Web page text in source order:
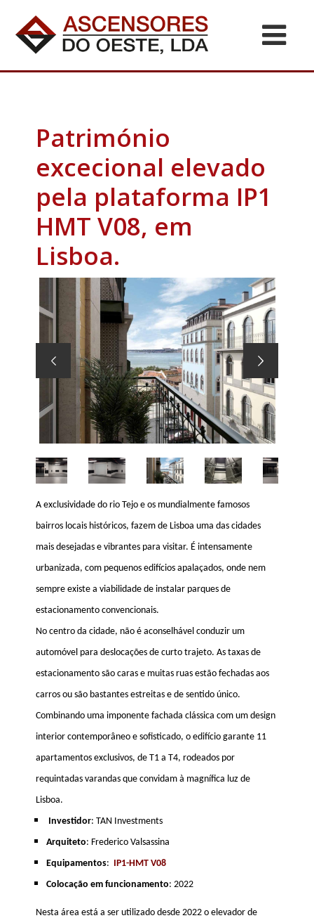
Património
excecional elevado
pela plataforma IP1
HMT V08, em
Lisboa.
A exclusividade do rio Tejo e os mundialmente famosos
bairros locais históricos, fazem de Lisboa uma das cidades
mais desejadas e vibrantes para visitar. É intensamente
urbanizada, com pequenos edifícios apalaçados, onde nem
sempre existe a viabilidade de instalar parques de
estacionamento convencionais.
No centro da cidade, não é aconselhável conduzir um
automóvel para deslocações de curto trajeto. As taxas de
estacionamento são caras e muitas ruas estão fechadas aos
carros ou são bastantes estreitas e de sentido único.
Combinando uma imponente fachada clássica com um design
interior contemporâneo e sofisticado, o edifício garante 11
apartamentos exclusivos, de T1 a T4, rodeados por
requintadas varandas que convidam à magnífica luz de
Lisboa.
Investidor: TAN Investments
Arquiteto: Frederico Valsassina
Equipamentos:
IP1-HMT V08
Colocação em funcionamento: 2022
Nesta área está a ser utilizado desde 2022 o elevador de